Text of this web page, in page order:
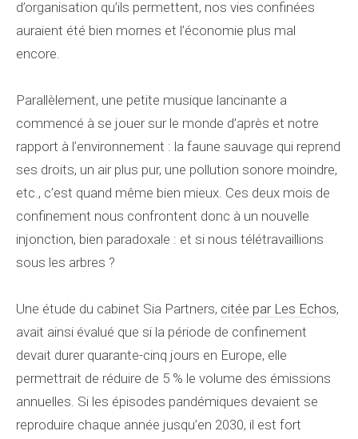
d’organisation qu’ils permettent, nos vies confinées
auraient été bien mornes et l’économie plus mal
encore.
Parallèlement, une petite musique lancinante a
commencé à se jouer sur le monde d’après et notre
rapport à l’environnement : la faune sauvage qui reprend
ses droits, un air plus pur, une pollution sonore moindre,
etc., c’est quand même bien mieux. Ces deux mois de
confinement nous confrontent donc à un nouvelle
injonction, bien paradoxale : et si nous télétravaillions
sous les arbres ?
Une étude du cabinet Sia Partners, citée par Les Echos,
avait ainsi évalué que si la période de confinement
devait durer quarante-cinq jours en Europe, elle
permettrait de réduire de 5 % le volume des émissions
annuelles. Si les épisodes pandémiques devaient se
reproduire chaque année jusqu’en 2030, il est fort